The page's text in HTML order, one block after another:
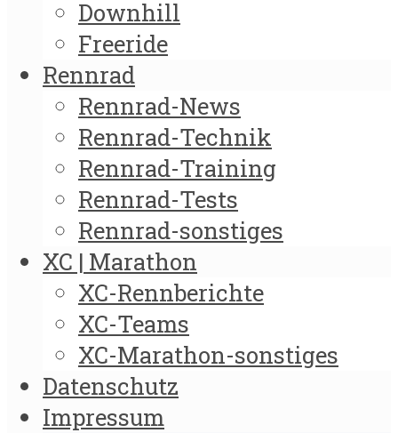
Downhill
Freeride
Rennrad
Rennrad-News
Rennrad-Technik
Rennrad-Training
Rennrad-Tests
Rennrad-sonstiges
XC | Marathon
XC-Rennberichte
XC-Teams
XC-Marathon-sonstiges
Datenschutz
Impressum